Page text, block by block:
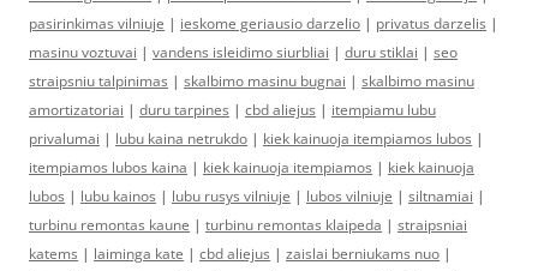
pasirinkimas vilniuje | ieskome geriausio darzelio | privatus darzelis |
masinu voztuvai | vandens isleidimo siurbliai | duru stiklai | seo
straipsniu talpinimas | skalbimo masinu bugnai | skalbimo masinu
amortizatoriai | duru tarpines | cbd aliejus | itempiamu lubu
privalumai | lubu kaina netrukdo | kiek kainuoja itempiamos lubos |
itempiamos lubos kaina | kiek kainuoja itempiamos | kiek kainuoja
lubos | lubu kainos | lubu rusys vilniuje | lubos vilniuje | siltnamiai |
turbinu remontas kaune | turbinu remontas klaipeda | straipsniai
katems | laiminga kate | cbd aliejus | zaislai berniukams nuo |